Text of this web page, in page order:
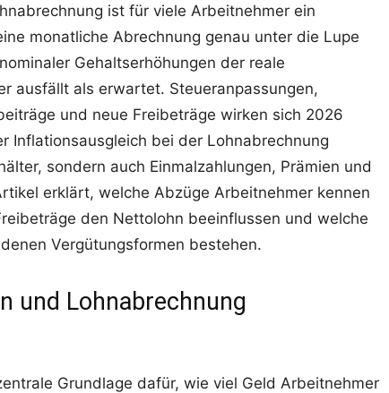
ist für viele Arbeitnehmer ein
monatliche Abrechnung genau unter die Lupe
Gehaltserhöhungen der reale
ausfällt als erwartet. Steueranpassungen,
und neue Freibeträge wirken sich 2026
Inflationsausgleich bei der Lohnabrechnung
sondern auch Einmalzahlungen, Prämien und
erklärt, welche Abzüge Arbeitnehmer kennen
den Nettolohn beeinflussen und welche
Vergütungsformen bestehen.
und Lohnabrechnung
Grundlage dafür, wie viel Geld Arbeitnehmer